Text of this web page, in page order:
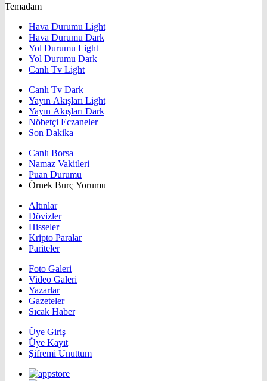
Temadam
Hava Durumu Light
Hava Durumu Dark
Yol Durumu Light
Yol Durumu Dark
Canlı Tv Light
Canlı Tv Dark
Yayın Akışları Light
Yayın Akışları Dark
Nöbetçi Eczaneler
Son Dakika
Canlı Borsa
Namaz Vakitleri
Puan Durumu
Örnek Burç Yorumu
Altınlar
Dövizler
Hisseler
Kripto Paralar
Pariteler
Foto Galeri
Video Galeri
Yazarlar
Gazeteler
Sıcak Haber
Üye Giriş
Üye Kayıt
Şifremi Unuttum